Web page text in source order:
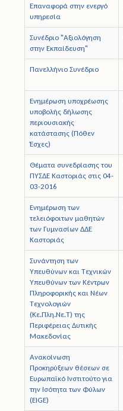
Επαναφορά στην ενεργό
υπηρεσία
Συνέδριο "Αξιολόγηση
στην Εκπαίδευση"
Πανελλήνιο Συνέδριο
Ενημέρωση υποχρέωσης
υποβολής δήλωσης
περιουσιακής
κατάστασης (Πόθεν
Έσχες)
Θέματα συνεδρίασης του
ΠΥΣΔΕ Καστοριάς στις 04-
03-2016
Ενημέρωση των
τελειόφοιτων μαθητών
των Γυμνασίων ΔΔΕ
Καστοριάς
Συνάντηση των
Υπευθύνων και Τεχνικών
Υπευθύνων των Κέντρων
Πληροφορικής και Νέων
Τεχνολογιών
(Κε.Πλη.Νε.Τ) της
Περιφέρειας Δυτικής
Μακεδονίας
Ανακοίνωση
Προκηρύξεων θέσεων σε
Ευρωπαϊκό Ινστιτούτο για
την Ισότητα των Φύλων
(EIGE)